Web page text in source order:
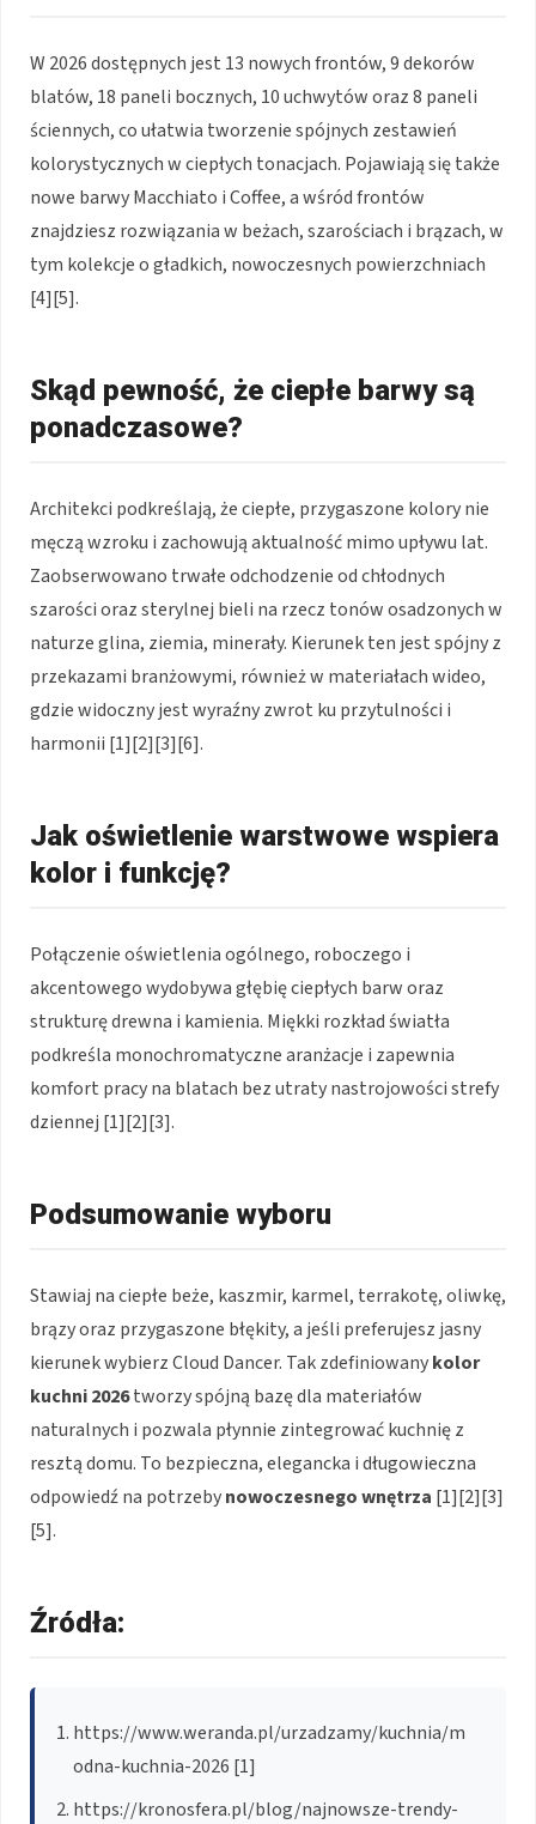
W 2026 dostępnych jest 13 nowych frontów, 9 dekorów
blatów, 18 paneli bocznych, 10 uchwytów oraz 8 paneli
ściennych, co ułatwia tworzenie spójnych zestawień
kolorystycznych w ciepłych tonacjach. Pojawiają się także
nowe barwy Macchiato i Coffee, a wśród frontów
znajdziesz rozwiązania w beżach, szarościach i brązach, w
tym kolekcje o gładkich, nowoczesnych powierzchniach
[4][5].
Skąd pewność, że ciepłe barwy są
ponadczasowe?
Architekci podkreślają, że ciepłe, przygaszone kolory nie
męczą wzroku i zachowują aktualność mimo upływu lat.
Zaobserwowano trwałe odchodzenie od chłodnych
szarości oraz sterylnej bieli na rzecz tonów osadzonych w
naturze glina, ziemia, minerały. Kierunek ten jest spójny z
przekazami branżowymi, również w materiałach wideo,
gdzie widoczny jest wyraźny zwrot ku przytulności i
harmonii [1][2][3][6].
Jak oświetlenie warstwowe wspiera
kolor i funkcję?
Połączenie oświetlenia ogólnego, roboczego i
akcentowego wydobywa głębię ciepłych barw oraz
strukturę drewna i kamienia. Miękki rozkład światła
podkreśla monochromatyczne aranżacje i zapewnia
komfort pracy na blatach bez utraty nastrojowości strefy
dziennej [1][2][3].
Podsumowanie wyboru
Stawiaj na ciepłe beże, kaszmir, karmel, terrakotę, oliwkę,
brązy oraz przygaszone błękity, a jeśli preferujesz jasny
kierunek wybierz Cloud Dancer. Tak zdefiniowanykolor
kuchni 2026tworzy spójną bazę dla materiałów
naturalnych i pozwala płynnie zintegrować kuchnię z
resztą domu. To bezpieczna, elegancka i długowieczna
odpowiedź na potrzebynowoczesnego wnętrza [1][2][3]
[5].
Źródła:
https://www.weranda.pl/urzadzamy/kuchnia/m
odna-kuchnia-2026 [1]
https://kronosfera.pl/blog/najnowsze-trendy-